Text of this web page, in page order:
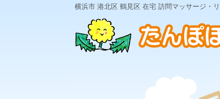
横浜市 港北区 鶴見区 在宅 訪問マッサージ・